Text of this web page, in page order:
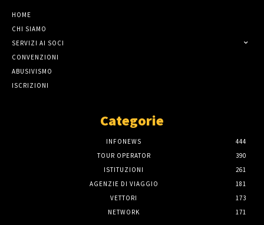
HOME
CHI SIAMO
SERVIZI AI SOCI
CONVENZIONI
ABUSIVISMO
ISCRIZIONI
Categorie
INFONEWS
444
TOUR OPERATOR
390
ISTITUZIONI
261
AGENZIE DI VIAGGIO
181
VETTORI
173
NETWORK
171